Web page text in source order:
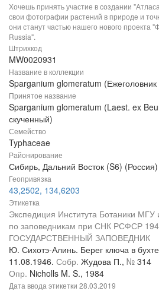
Хочешь принять участие в создании
свои фотографии растений в природе и
они станут частью нашего нового проекта
Russia".
Штрихкод
MW0020931
Название в коллекции
Sparganium glomeratum (Ежеголовник
Принятое название
Sparganium glomeratum (Laest. ex
скученный)
Семейство
Typhaceae
Районирование
Сибирь, Дальний Восток (S6) (Россия)
Геопривязка
43,2502, 134,6203
Этикетка
Экспедиция Института Ботаники МГУ
по заповедникам при СНК РСФСР
ГОСУДАРСТВЕННЫЙ ЗАПОВЕДНИК
Ю. Сихотэ-Алинь. Берег ключа в
11.08.1946. Собр. Жудова П., № 314
Опр. Nicholls M. S., 1984
Дата ввода этикетки 28.03.2019